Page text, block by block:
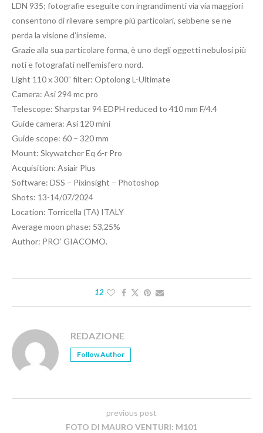
LDN 935; fotografie eseguite con ingrandimenti via via maggiori
consentono di rilevare sempre più particolari, sebbene se ne
perda la visione d’insieme.
Grazie alla sua particolare forma, è uno degli oggetti nebulosi più
noti e fotografati nell’emisfero nord.
Light 110 x 300” filter: Optolong L-Ultimate
Camera: Asi 294 mc pro
Telescope: Sharpstar 94 EDPH reduced to 410 mm F/4.4
Guide camera: Asi 120 mini
Guide scope: 60 – 320 mm
Mount: Skywatcher Eq 6-r Pro
Acquisition: Asiair Plus
Software: DSS – Pixinsight – Photoshop
Shots: 13-14/07/2024
Location: Torricella (TA) ITALY
Average moon phase: 53,25%
Author: PRO’ GIACOMO.
12
REDAZIONE
Follow Author
previous post
FOTO DI MAURO VENTURI: M101